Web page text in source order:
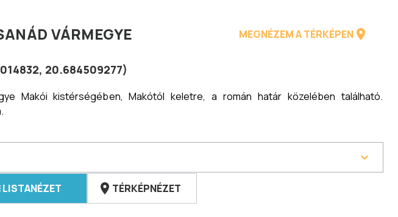
VÁRMEGYE MEGNÉZEM A TÉRKÉPEN
, 20.684509277)
Makói kistérségében, Makótól keletre, a román határ közelében található.
LISTANÉZET TÉRKÉPNÉZET